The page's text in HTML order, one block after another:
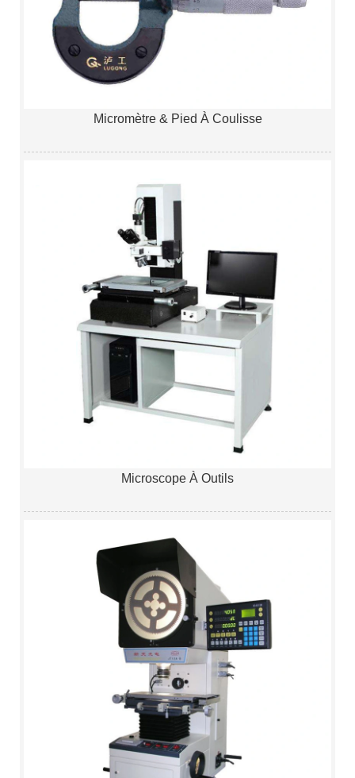
Micromètre & Pied À Coulisse
Microscope À Outils